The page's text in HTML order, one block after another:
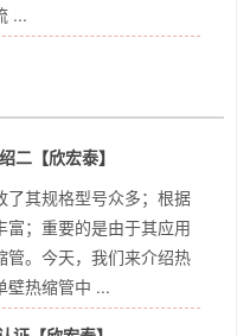
...
二【欣宏泰】
了其规格型号众多；根据
；重要的是由于其应用
管。今天，我们来介绍热
壁热缩管中 ...